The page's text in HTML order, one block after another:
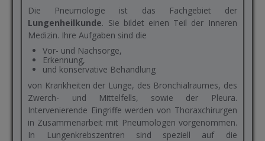
Die Pneumologie ist das Fachgebiet der
Lungenheilkunde. Sie bildet einen Teil der Inneren
Medizin. Ihre Aufgaben sind die
Vor- und Nachsorge,
Erkennung,
und konservative Behandlung
von Krankheiten der Lunge, des Bronchialraumes, des
Zwerch- und Mittelfells, sowie der Pleura.
Intervenierende Eingriffe werden von Thoraxchirurgen
in Zusammenarbeit mit Pneumologen vorgenommen.
In Lungenkrebszentren sind speziell auf die